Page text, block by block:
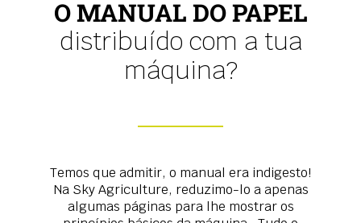
O MANUAL DO PAPEL
distribuído com a tua
máquina?
Temos que admitir, o manual era indigesto!
Na Sky Agriculture, reduzimo-lo a apenas
algumas páginas para lhe mostrar os